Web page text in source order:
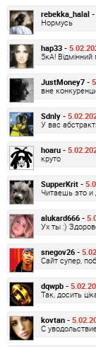
rebekka_halal -
Нормусь
hap33 -
5кА! Відмінний
JustMoney7 -
вне
Sdnly -
У вас
hoaru -
круто
SupperKrit -
Читаешь это и
alukard666 -
Ух ты :)
snegov26 -
Сайт супер,
dqwpb -
Так, досить
kovtan -
С